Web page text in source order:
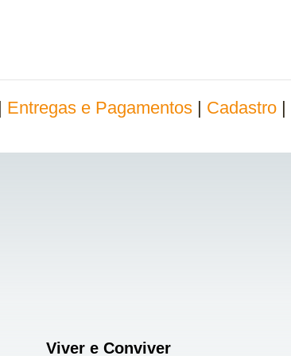
Entregas e Pagamentos Cadastro
Viver e Conviver